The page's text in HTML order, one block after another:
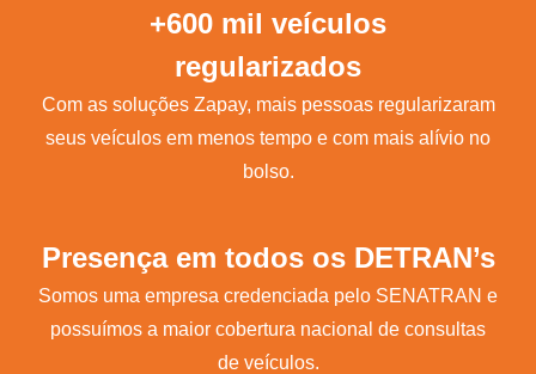
+600 mil veículos
regularizados
Com as soluções Zapay, mais pessoas regularizaram
seus veículos em menos tempo e com mais alívio no
bolso.
Presença em todos os DETRAN’s
Somos uma empresa credenciada pelo SENATRAN e
possuímos a maior cobertura nacional de consultas
de veículos.